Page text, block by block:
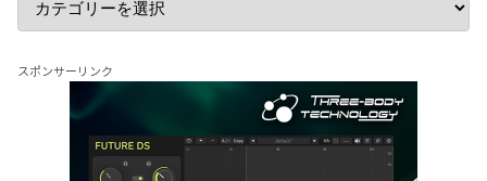
スポンサーリンク